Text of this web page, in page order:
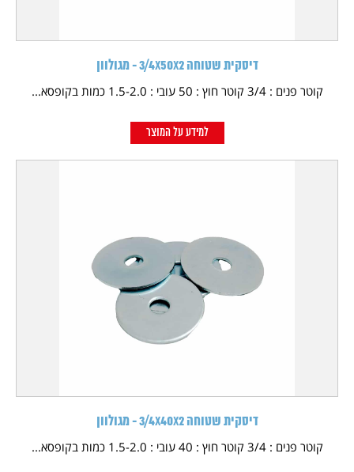
דיסקית שטוחה 3/4X50X2 - מגולוון
קוטר פנים : 3/4 קוטר חוץ : 50 עובי : 1.5-2.0 כמות בקופסא...
למידע על המוצר
דיסקית שטוחה 3/4X40X2 - מגולוון
קוטר פנים : 3/4 קוטר חוץ : 40 עובי : 1.5-2.0 כמות בקופסא...